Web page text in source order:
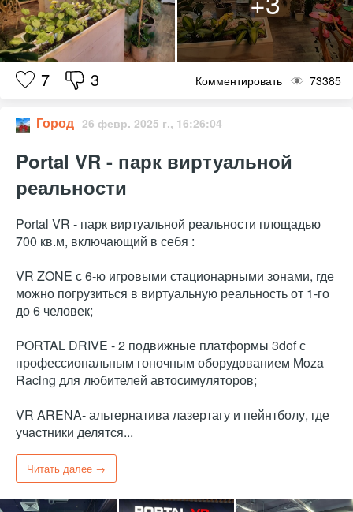
7 3 Комментировать 73385
Город 26 февр. 2025 г., 16:26:04
Portal VR - парк виртуальной
реальности
Portal VR - парк виртуальной реальности площадью
700 кв.м, включающий в себя :
VR ZONE с 6-ю игровыми стационарными зонами, где
можно погрузиться в виртуальную реальность от 1-го
до 6 человек;
PORTAL DRIVE - 2 подвижные платформы 3dof с
профессиональным гоночным оборудованием Moza
Racing для любителей автосимуляторов;
VR ARENA- альтернатива лазертагу и пейнтболу, где
участники делятся...
Читать далее →